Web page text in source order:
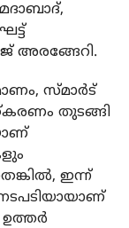
അരങ്ങേറി.
സ്മാര്‍ട്
തുടങ്ങി
ഇന്ന്